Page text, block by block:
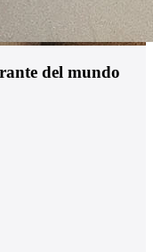
del mundo